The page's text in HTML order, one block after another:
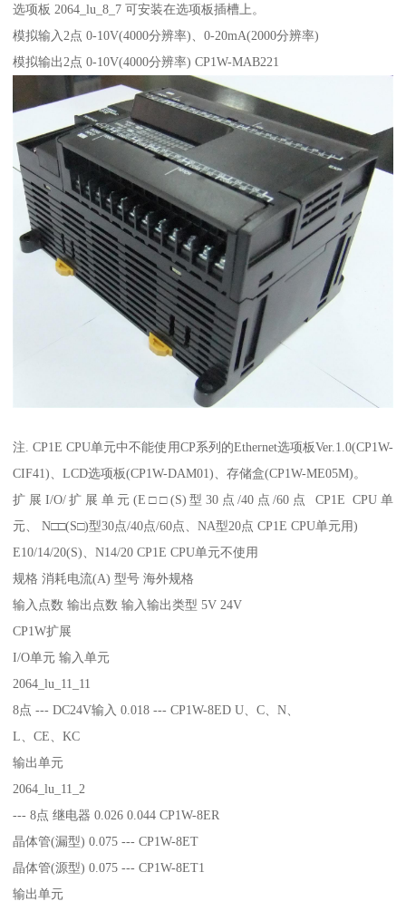
选项板 2064_lu_8_7 可安装在选项板插槽上。
模拟输入2点 0-10V(4000分辨率)、0-20mA(2000分辨率)
模拟输出2点 0-10V(4000分辨率) CP1W-MAB221
注. CP1E CPU单元中不能使用CP系列的Ethernet选项板Ver.1.0(CP1W-
CIF41)、LCD选项板(CP1W-DAM01)、存储盒(CP1W-ME05M)。
扩展I/O/扩展单元(E□□(S)型30点/40点/60点 CP1E CPU单
元、 N□□(S□)型30点/40点/60点、NA型20点 CP1E CPU单元用)
E10/14/20(S)、N14/20 CP1E CPU单元不使用
规格 消耗电流(A) 型号 海外规格
输入点数 输出点数 输入输出类型 5V 24V
CP1W扩展
I/O单元 输入单元
2064_lu_11_11
8点 --- DC24V输入 0.018 --- CP1W-8ED U、C、N、
L、CE、KC
输出单元
2064_lu_11_2
--- 8点 继电器 0.026 0.044 CP1W-8ER
晶体管(漏型) 0.075 --- CP1W-8ET
晶体管(源型) 0.075 --- CP1W-8ET1
输出单元